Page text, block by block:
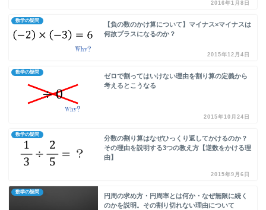
2016年1月8日
数学の疑問
【負の数のかけ算について】マイナス×マイナスは
何故プラスになるのか？
2015年12月4日
数学の疑問
ゼロで割ってはいけない理由を割り算の定義から
考えるとこうなる
2015年10月24日
数学の疑問
分数の割り算はなぜひっくり返してかけるのか？
その理由を説明する3つの教え方【逆数をかける理
由】
2015年9月6日
数学の疑問
円周の求め方・円周率とは何か・なぜ無限に続く
のかを説明。その割り切れない理由について